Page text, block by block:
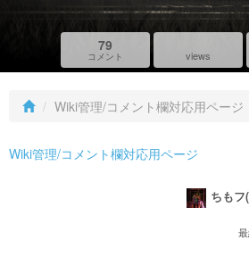
79
コメント views
Wiki管理/コメント欄対応用ページ
Wiki管理/コメント欄対応用ページ
ちもフ